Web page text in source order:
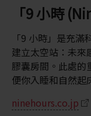
「9 小時
「9 小時」是充
建立太空站：未來
膠囊房間。此處的
便你入睡和自然起
ninehours.co.jp